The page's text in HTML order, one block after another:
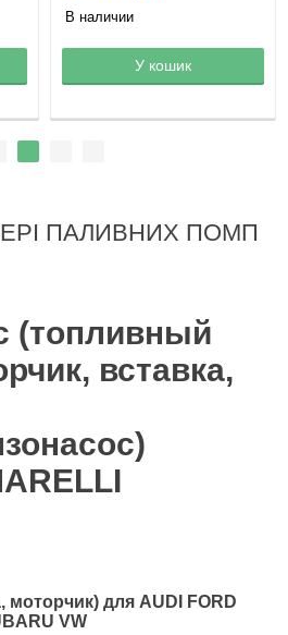
Товар в корзине
В наличии
У кошик
ПАЛИВНИХ ПОМП
(топливный
вставка,
моторчик) для AUDI FORD
VW